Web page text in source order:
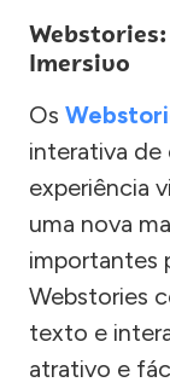
Imersivo
Os
interativa de
experiência
uma nova
importantes
Webstories
texto e
atrativo e